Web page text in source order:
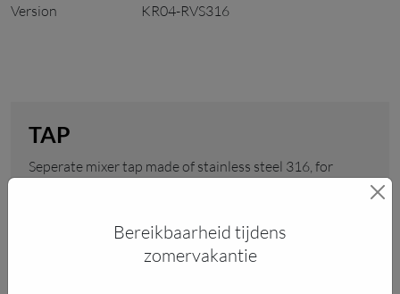
Bereikbaarheid tijdens
zomervakantie
version
KR04-RVS316
TAP
Seperate mixer tap made of stainless steel 316, for